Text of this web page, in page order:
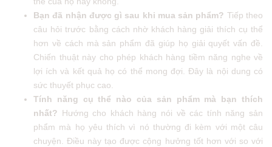
Bạn đã nhận được gì sau khi mua sản phẩm? Tiếp theo
câu hỏi trước bằng cách nhờ khách hàng giải thích cụ thể
hơn về cách mà sản phẩm đã giúp họ giải quyết vấn đề.
Chiến thuật này cho phép khách hàng tiềm năng nghe về
lợi ích và kết quả họ có thể mong đợi. Đây là nội dung có
sức thuyết phục cao.
Tính năng cụ thể nào của sản phẩm mà bạn thích
nhất? Hướng cho khách hàng nói về các tính năng sản
phẩm mà họ yêu thích vì nó thường đi kèm với một câu
chuyện. Điều này tạo được cộng hưởng tốt hơn với so với